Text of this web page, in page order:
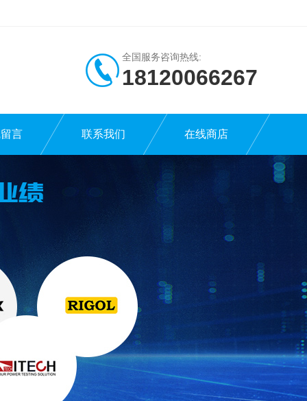
全国服务咨询热线:
18120066267
言 联系我们 在线商店